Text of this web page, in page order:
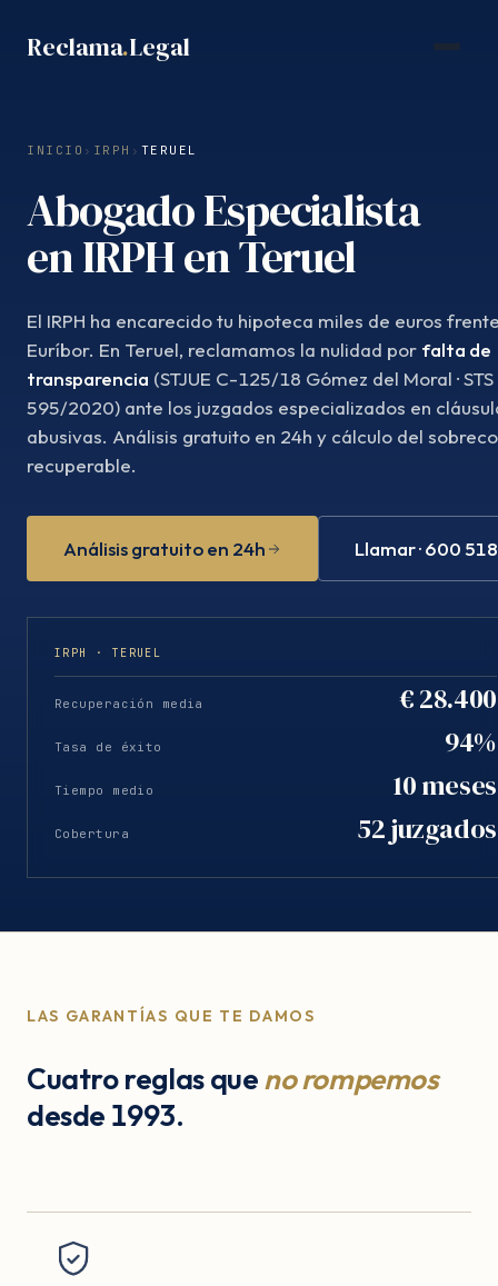
Reclama.Legal
INICIO › IRPH › TERUEL
Abogado Especialista
en IRPH en Teruel
El IRPH ha encarecido tu hipoteca miles de euros
Euríbor. En Teruel, reclamamos la nulidad por falta de
transparencia (STJUE C-125/18 Gómez del Moral · STS
595/2020) ante los juzgados especializados en
abusivas. Análisis gratuito en 24h y cálculo del
recuperable.
Análisis gratuito en 24h Llamar · 600
IRPH · TERUEL
Recuperación media € 28.400
Tasa de éxito 94%
Tiempo medio 10 meses
Cobertura 52 juzgados
LAS GARANTÍAS QUE TE DAMOS
Cuatro reglas queno rompemos
desde 1993.